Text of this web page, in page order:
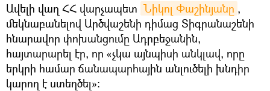
Ավելի վաղ ՀՀ վարչապետ Նիկոլ Փաշինյանը ,
մեկնաբանելով Արծվաշենի դիմաց Տիգրանաշենի
հնարավոր փոխանցումը Ադրբեջանին,
հայտարարել էր, որ «չկա այնպիսի անկլավ, որը
երկրի համար ճանապարհային անլուծելի խնդիր
կարող է ստեղծել»: